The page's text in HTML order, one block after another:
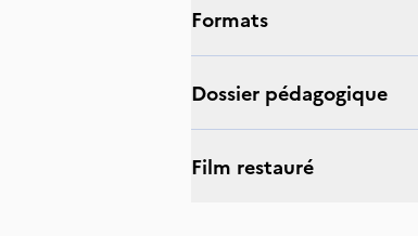
Formats
Dossier pédagogique
Film restauré